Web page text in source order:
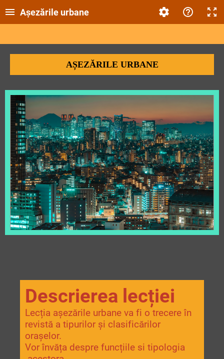
Așezările urbane
AȘEZĂRILE URBANE
Descrierea lecției
Lecția așezările urbane va fi o trecere în
revistă a tipurilor și clasificărilor
orașelor.
Vor învăța despre funcțiile si tipologia